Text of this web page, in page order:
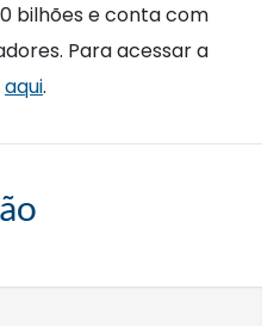
bilhões e conta com
Para acessar a
aqui.